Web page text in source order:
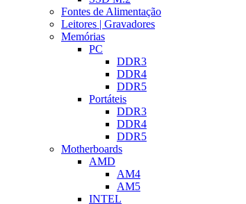
Fontes de Alimentação
Leitores | Gravadores
Memórias
PC
DDR3
DDR4
DDR5
Portáteis
DDR3
DDR4
DDR5
Motherboards
AMD
AM4
AM5
INTEL